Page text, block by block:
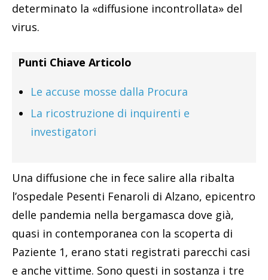
determinato la «diffusione incontrollata» del
virus.
Punti Chiave Articolo
Le accuse mosse dalla Procura
La ricostruzione di inquirenti e
investigatori
Una diffusione che in fece salire alla ribalta
l’ospedale Pesenti Fenaroli di Alzano, epicentro
delle pandemia nella bergamasca dove già,
quasi in contemporanea con la scoperta di
Paziente 1, erano stati registrati parecchi casi
e anche vittime. Sono questi in sostanza i tre